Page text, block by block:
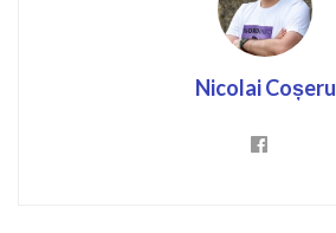
Nicolai Coșeru